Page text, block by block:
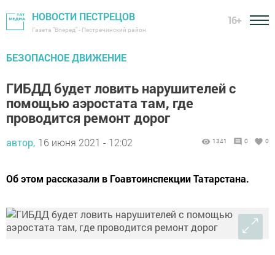
НОВОСТИ ПЕСТРЕЦОВ
Газета "Вперед" - Пестречинский район
16+
БЕЗОПАСНОЕ ДВИЖЕНИЕ
ГИБДД будет ловить нарушителей с
помощью аэростата там, где
проводится ремонт дорог
автор, 16 июня 2021 - 12:02 1341 0 0
Об этом рассказали в Гоавтоинспекции Татарстана.